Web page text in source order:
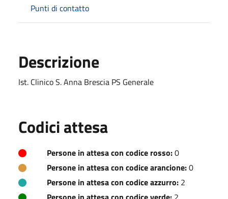
Punti di contatto
Descrizione
Ist. Clinico S. Anna Brescia PS Generale
Codici attesa
Persone in attesa con codice rosso:0
Persone in attesa con codice arancione:0
Persone in attesa con codice azzurro: 2